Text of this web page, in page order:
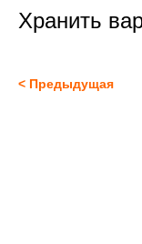
Хранить
< Предыдущая